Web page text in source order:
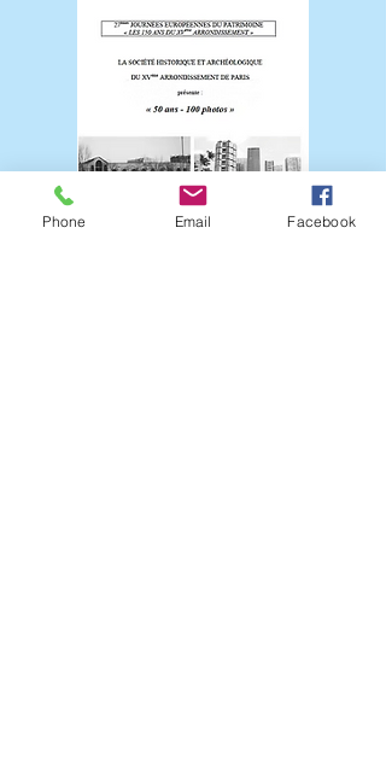
Phone Email Facebook